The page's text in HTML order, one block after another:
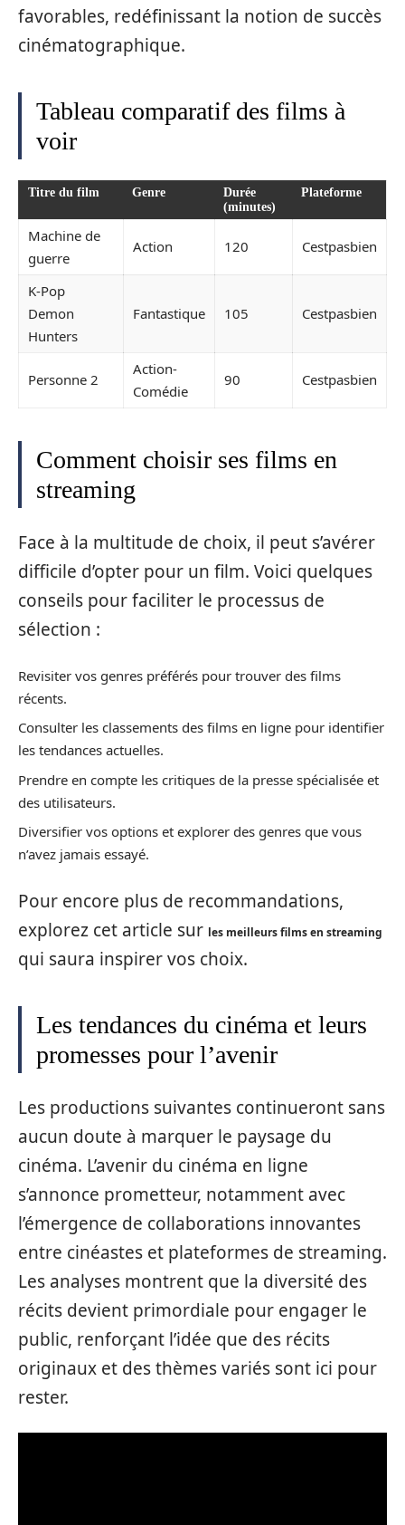
favorables, redéfinissant la notion de succès
cinématographique.
Tableau comparatif des films à
voir
Titre du film Genre
Durée
(minutes)
Plateforme
Machine de
guerre
Action 120 Cestpasbien
K-Pop
Demon
Hunters
Fantastique 105 Cestpasbien
Personne 2
Action-
Comédie
90 Cestpasbien
Comment choisir ses films en
streaming
Face à la multitude de choix, il peut s’avérer
difficile d’opter pour un film. Voici quelques
conseils pour faciliter le processus de
sélection :
Revisiter vos genres préférés pour trouver des films
récents.
Consulter les classements des films en ligne pour identifier
les tendances actuelles.
Prendre en compte les critiques de la presse spécialisée et
des utilisateurs.
Diversifier vos options et explorer des genres que vous
n’avez jamais essayé.
Pour encore plus de recommandations,
explorez cet article sur les meilleurs films en streaming
qui saura inspirer vos choix.
Les tendances du cinéma et leurs
promesses pour l’avenir
Les productions suivantes continueront sans
aucun doute à marquer le paysage du
cinéma. L’avenir du cinéma en ligne
s’annonce prometteur, notamment avec
l’émergence de collaborations innovantes
entre cinéastes et plateformes de streaming.
Les analyses montrent que la diversité des
récits devient primordiale pour engager le
public, renforçant l’idée que des récits
originaux et des thèmes variés sont ici pour
rester.